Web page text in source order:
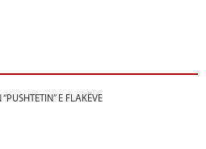
“PUSHTETIN” E FLAKËVE